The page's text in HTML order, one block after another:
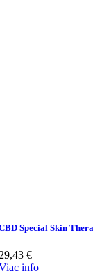
Special Skin
€
info